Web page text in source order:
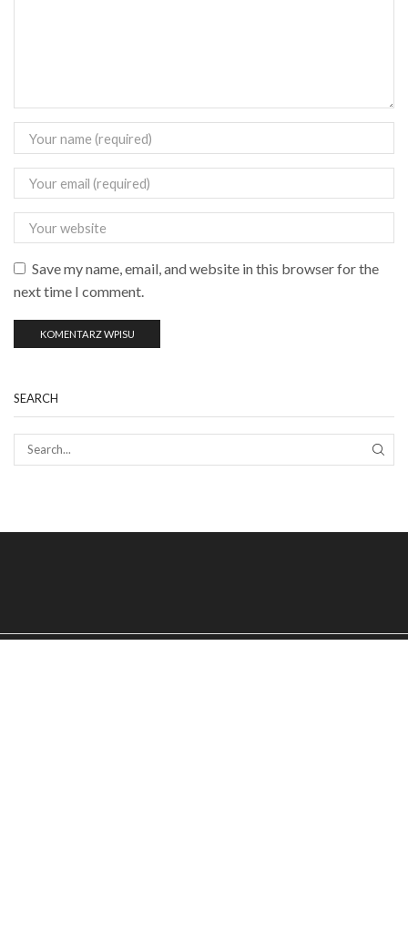
Save my name, email, and website in this browser for the
next time I comment.
SEARCH